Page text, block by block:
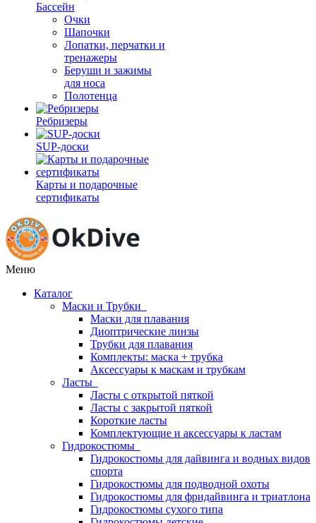
Бассейн
Очки
Шапочки
Лопатки, перчатки и
тренажеры
Беруши и зажимы
для носа
Полотенца
Ребризеры
SUP-доски
Карты и подарочные
сертификаты
Меню
Каталог
Маски и Трубки
Маски для плавания
Диоптрические линзы
Трубки для плавания
Комплекты: маска + трубка
Аксессуары к маскам и трубкам
Ласты
Ласты с открытой пяткой
Ласты с закрытой пяткой
Короткие ласты
Комплектующие и аксессуары к ластам
Гидрокостюмы
Гидрокостюмы для дайвинга и водных видов
спорта
Гидрокостюмы для подводной охоты
Гидрокостюмы для фридайвинга и триатлона
Гидрокостюмы сухого типа